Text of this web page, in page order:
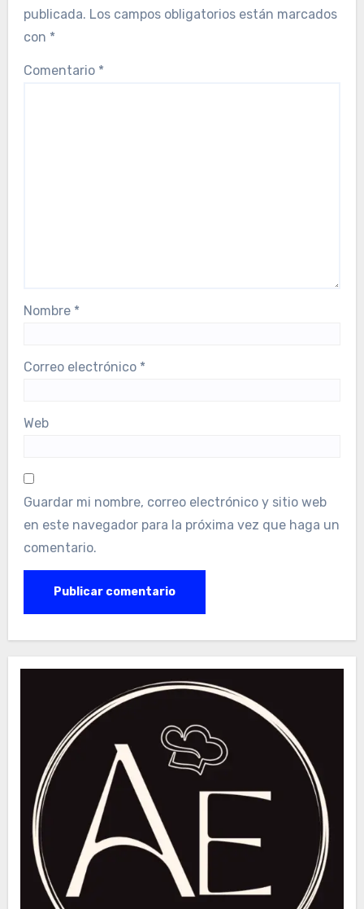
publicada. Los campos obligatorios están marcados
con *
Comentario *
Nombre *
Correo electrónico *
Web
Guardar mi nombre, correo electrónico y sitio web
en este navegador para la próxima vez que haga un
comentario.